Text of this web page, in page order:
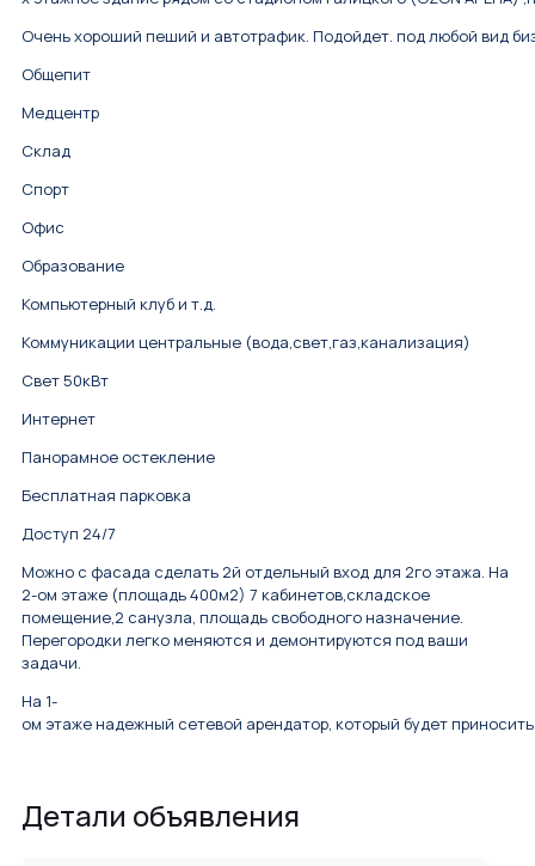
Очень хороший пеший и автотрафик. Подойдет. под любой вид
Общепит
Медцентр
Склад
Спорт
Офис
Образование
Компьютерный клуб и т.д.
Коммуникации центральные (вода,свет,газ,канализация)
Свет 50кВт
Интернет
Панорамное остекление
Бесплатная парковка
Доступ 24/7
Можно с фасада сделать 2й отдельный вход для 2го этажа. На
2-ом этаже (площадь 400м2) 7 кабинетов,складское
помещение,2 санузла, площадь свободного назначение.
Перегородки легко меняются и демонтируются под ваши
задачи.
На 1-
ом этаже надежный сетевой арендатор, который будет
Детали объявления